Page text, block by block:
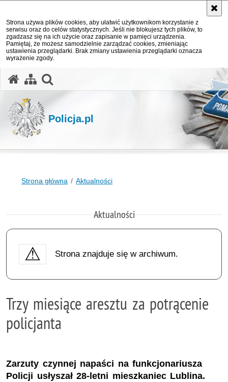
Strona używa plików cookies, aby ułatwić użytkownikom korzystanie z
serwisu oraz do celów statystycznych. Jeśli nie blokujesz tych plików, to
zgadzasz się na ich użycie oraz zapisanie w pamięci urządzenia.
Pamiętaj, że możesz samodzielnie zarządzać cookies, zmieniając
ustawienia przeglądarki. Brak zmiany ustawienia przeglądarki oznacza
wyrażenie zgody.
Policja.pl
Strona główna Aktualności
Aktualności
Strona znajduje się w archiwum.
Trzy miesiące aresztu za potrącenie
policjanta
Zarzuty czynnej napaści na funkcjonariusza
Policji usłyszał 28-letni mieszkaniec Lublina.